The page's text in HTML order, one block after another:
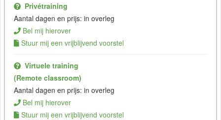
Privétraining
Aantal dagen en prijs: in overleg
Bel mij hierover
Stuur mij een vrijblijvend voorstel
Virtuele training
(Remote classroom)
Aantal dagen en prijs: in overleg
Bel mij hierover
Stuur mij een vrijblijvend voorstel